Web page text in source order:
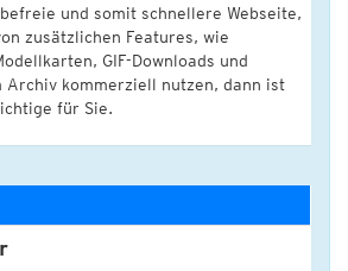
und somit schnellere Webseite,
zusätzlichen Features, wie
GIF-Downloads und
Archiv kommerziell nutzen, dann ist
für Sie.